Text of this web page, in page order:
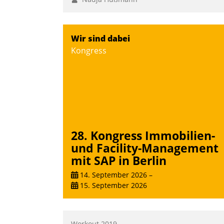
Wir sind dabei
Kongress
28. Kongress Immobilien-
und Facility-Management
mit SAP in Berlin
14. September 2026 –
15. September 2026